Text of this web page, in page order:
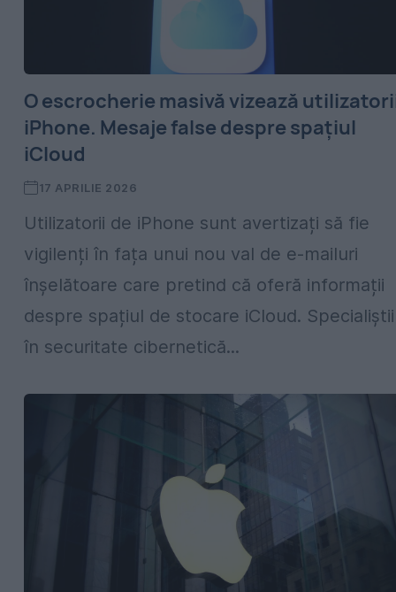
O escrocherie masivă vizează
iPhone. Mesaje false despre spațiul
iCloud
17 APRILIE 2026
Utilizatorii de iPhone sunt avertizați să fie
vigilenți în fața unui nou val de e-mailuri
înșelătoare care pretind că oferă informații
despre spațiul de stocare iCloud. Specialiștii
în securitate cibernetică...